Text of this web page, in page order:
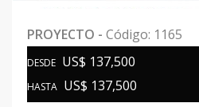
PROYECTO - Código: 1165
DESDE US$ 137,500
HASTA US$ 137,500